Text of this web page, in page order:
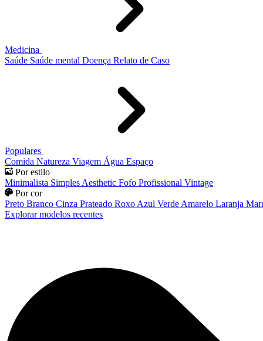
Medicina
Saúde Saúde mental Doença Relato de Caso
Populares
Comida Natureza Viagem Água Espaço
Por estilo
Minimalista Simples Aesthetic Fofo Profissional Vintage
Por cor
Preto Branco Cinza Prateado Roxo Azul Verde Amarelo Laranja
Explorar modelos recentes